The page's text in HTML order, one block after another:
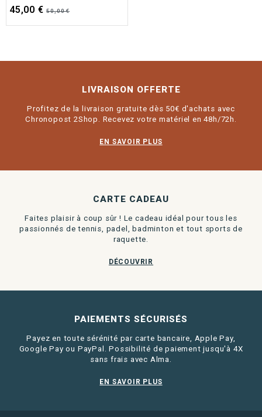
45,00 € 50,00 €
LIVRAISON OFFERTE
Profitez de la livraison gratuite dès 50€ d'achats avec
Chronopost 2Shop. Recevez votre matériel en 48h/72h.
EN SAVOIR PLUS
CARTE CADEAU
Faites plaisir à coup sûr ! Le cadeau idéal pour tous les
passionnés de tennis, padel, badminton et tout sports de
raquette.
DÉCOUVRIR
PAIEMENTS SÉCURISÉS
Payez en toute sérénité par carte bancaire, Apple Pay,
Google Pay ou PayPal. Possibilité de paiement jusqu'à 4X
sans frais avec Alma.
EN SAVOIR PLUS